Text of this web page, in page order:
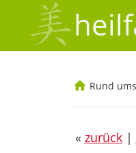
Rund
« zurück|